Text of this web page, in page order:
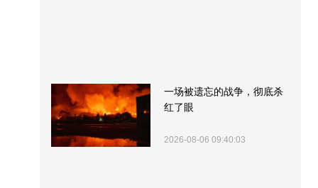
一场被遗忘的战争，彻底杀
红了眼
2026-08-06 09:40:03